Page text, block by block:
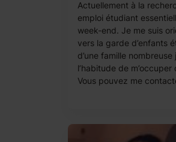
Actuellement à la
emploi étudiant
week-end. Je me suis
vers la garde d’enfants
d’une famille nombreuse
l’habitude de m’occuper
Vous pouvez me